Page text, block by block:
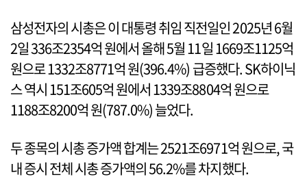
삼성전자의 시총은 이 대통령 취임 직전일인 2025년 6월
2일 336조2354억 원에서 올해 5월 11일 1669조1125억
원으로 1332조8771억 원(396.4%) 급증했다. SK하이닉
스 역시 151조605억 원에서 1339조8804억 원으로
1188조8200억 원(787.0%) 늘었다.
두 종목의 시총 증가액 합계는 2521조6971억 원으로, 국
내 증시 전체 시총 증가액의 56.2%를 차지했다.